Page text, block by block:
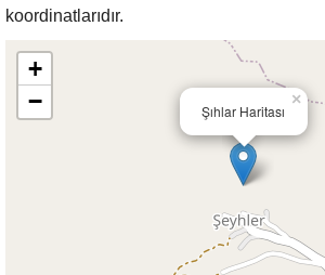
koordinatlarıdır.
Şıhlar Haritası
×
+
−